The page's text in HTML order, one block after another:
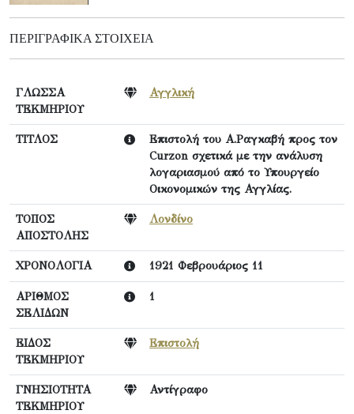
ΠΕΡΙΓΡΑΦΙΚΆ ΣΤΟΙΧΕΊΑ
ΓΛΩΣΣΑ
ΤΕΚΜΗΡΙΟΥ
Αγγλική
ΤΙΤΛΟΣ
Επιστολή του Α.Ραγκαβή προς τον
Curzon σχετικά με την ανάλυση
λογαριασμού από το Υπουργείο
Οικονομικών της Αγγλίας.
ΤΟΠΟΣ
ΑΠΟΣΤΟΛΗΣ
Λονδίνο
ΧΡΟΝΟΛΟΓΙΑ 1921 Φεβρουάριος 11
ΑΡΙΘΜΟΣ
ΣΕΛΙΔΩΝ
1
ΕΙΔΟΣ
ΤΕΚΜΗΡΙΟΥ
Επιστολή
ΓΝΗΣΙΟΤΗΤΑ
ΤΕΚΜΗΡΙΟΥ
Αντίγραφο